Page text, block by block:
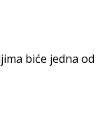
biće jedna